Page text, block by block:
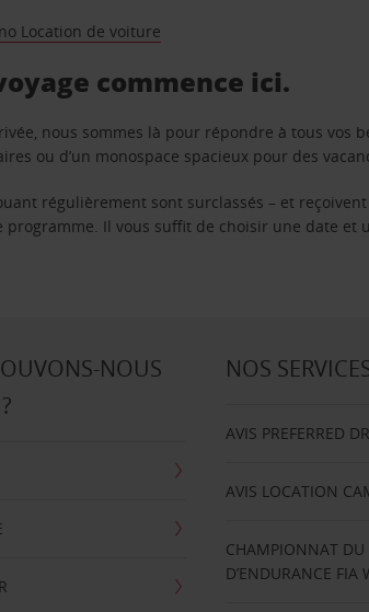
Location de voiture
commence ici.
nous sommes là pour répondre à tous vos
ou d’un monospace spacieux pour des
régulièrement sont surclassés – et
programme. Il vous suffit de choisir une date
NOUS
NOS
AVIS PREFERRED
AVIS LOCATION
CHAMPIONNAT
D’ENDURANCE FIA